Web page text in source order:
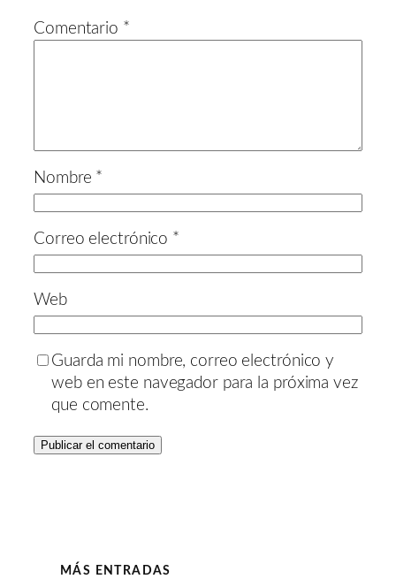
Comentario *
Nombre *
Correo electrónico *
Web
Guarda mi nombre, correo electrónico y
web en este navegador para la próxima vez
que comente.
MÁS ENTRADAS